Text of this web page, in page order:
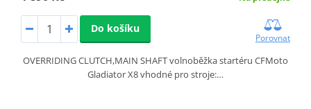
Do košíku
Porovnat
OVERRIDING CLUTCH,MAIN SHAFT volnoběžka startéru CFMoto
Gladiator X8 vhodné pro stroje:…